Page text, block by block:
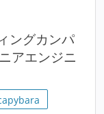
ングカンパ
アエンジニ